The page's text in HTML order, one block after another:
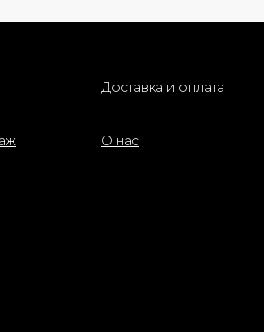
Доставка и оплата
О нас